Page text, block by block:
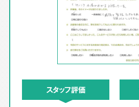
スタッフ評価